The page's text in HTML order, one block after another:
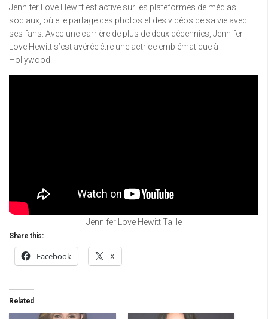
Jennifer Love Hewitt est active sur les plateformes de médias
sociaux, où elle partage des photos et des vidéos de sa vie avec
ses fans. Avec une carrière de plus de deux décennies, Jennifer
Love Hewitt s’est avérée être une actrice emblématique à
Hollywood.
Jennifer Love Hewitt Taille
Share this:
Facebook X
Related